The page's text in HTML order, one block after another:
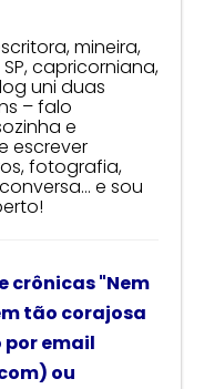
mineira,
capricorniana,
uni duas
– falo
e
escrever
fotografia,
e sou
crônicas"Nem
tão corajosa
email
ou